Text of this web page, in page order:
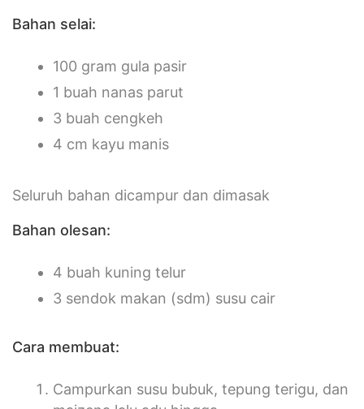
Bahan selai:
100 gram gula pasir
1 buah nanas parut
3 buah cengkeh
4 cm kayu manis
Seluruh bahan dicampur dan dimasak
Bahan olesan:
4 buah kuning telur
3 sendok makan (sdm) susu cair
Cara membuat:
Campurkan susu bubuk, tepung terigu, dan